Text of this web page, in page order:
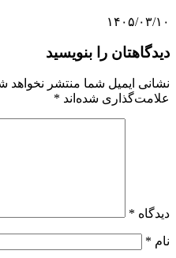
۱۴۰۵/۰۳/۱۰
دیدگاهتان را بنویسید
نشانی ایمیل شما منتشر نخواهد
علامت‌گذاری شده‌اند *
دیدگاه *
نام *